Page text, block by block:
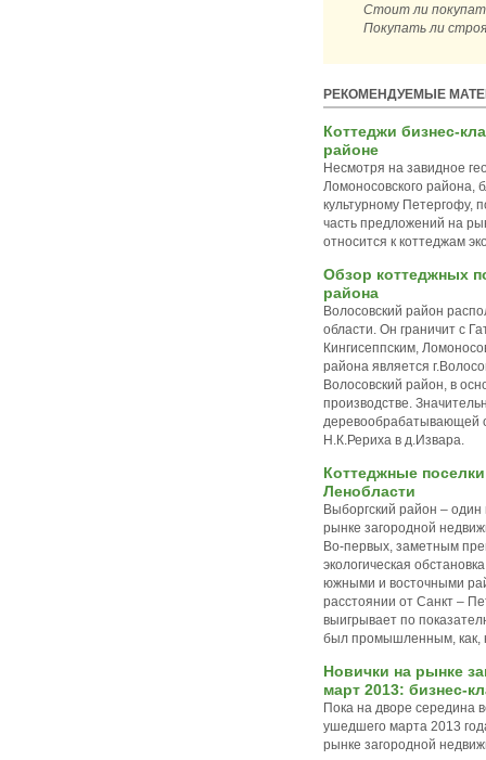
Стоит ли
Покупать ли
РЕКОМЕНДУЕМЫЕ
Коттеджи бизнес-
районе
Несмотря на завидное
Ломоносовского района,
культурному
часть предложений на
относится к коттеджам
Обзор коттеджных
района
Волосовский район
области. Он граничит с
Кингисеппским,
района является
Волосовский район, в
производстве.
деревообрабатывающей
Н.К.Рериха в д.Извара.
Коттеджные
Ленобласти
Выборгский район –
рынке загородной
Во-первых, заметным
экологическая
южными и восточными
расстоянии от Санкт –
выигрывает по
был промышленным, как,
Новички на рынке
март 2013: бизнес-
Пока на дворе середина
ушедшего марта 2013
рынке загородной